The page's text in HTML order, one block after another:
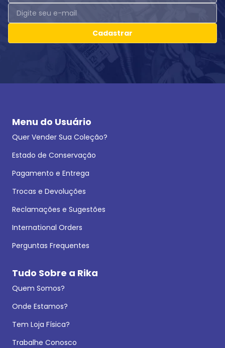
Cadastrar
Menu do Usuário
Quer Vender Sua Coleção?
Estado de Conservação
Pagamento e Entrega
Trocas e Devoluções
Reclamações e Sugestões
International Orders
Perguntas Frequentes
Tudo Sobre a Rika
Quem Somos?
Onde Estamos?
Tem Loja Física?
Trabalhe Conosco